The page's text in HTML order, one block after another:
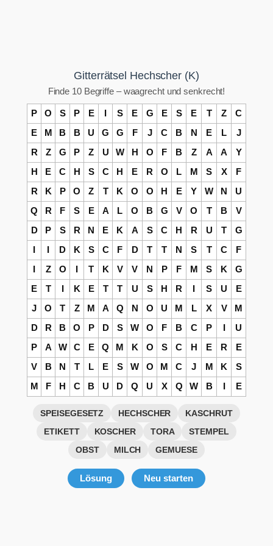
Gitterrätsel Hechscher (K)
Finde 10 Begriffe – waagrecht und senkrecht!
P O S P E S E G E S E T Z
C
E
M B B U G G F J C B N E L
J
R
Z G P Z U W H O F B Z A A
Y
H
E C H S C H E R O L M S X
F
R
K P O Z T K O O H E Y W N
U
Q
R F S E A L O B G V O T B
V
D
P S R N E K A S C H R U T
G
D K S C F D T T N S T C
F
Z O T K V V N P F M S K
G
E
T K E T T U S H R S U
E
J
O T Z M A Q N O U M L X V
M
D
R B O P D S W O F B C P
U
P
A W C E Q M K O S C H E R
E
V
B N T L E S W O M C J M K
S
M
F H C B U D Q U X Q W B E
SPEISEGESETZ HECHSCHER
KASCHRUT
ETIKETT
KOSCHER TORA
STEMPEL
OBST
MILCH GEMUESE
Lösung Neu starten